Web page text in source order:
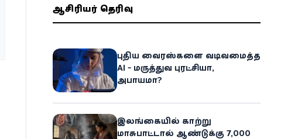
ஆசிரியர் தெரிவு
புதிய வைரஸ்களை வடிவமைத்த
AI - மருத்துவ புரட்சியா,
அபாயமா?
இலங்கையில் காற்று
மாசுபாட்டால் ஆண்டுக்கு 7,000